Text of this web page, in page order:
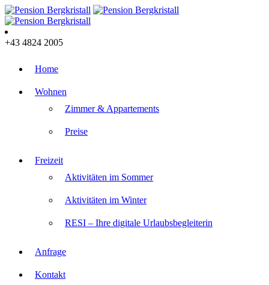
+43 4824 2005
Home
Wohnen
Zimmer & Appartements
Preise
Freizeit
Aktivitäten im Sommer
Aktivitäten im Winter
RESI – Ihre digitale Urlaubsbegleiterin
Anfrage
Kontakt